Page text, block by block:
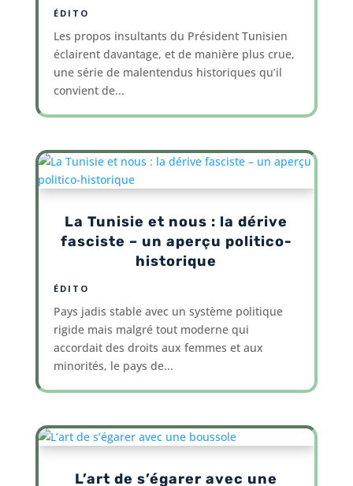
ÉDITO
Les propos insultants du Président Tunisien
éclairent davantage, et de manière plus crue,
une série de malentendus historiques qu’il
convient de...
La Tunisie et nous : la dérive
fasciste – un aperçu politico-
historique
ÉDITO
Pays jadis stable avec un système politique
rigide mais malgré tout moderne qui
accordait des droits aux femmes et aux
minorités, le pays de...
L’art de s’égarer avec une